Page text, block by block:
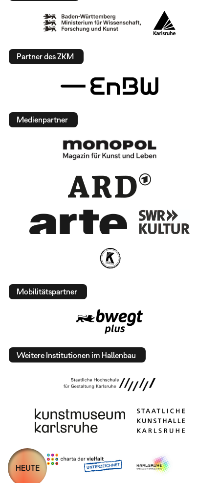
Partner des ZKM
Medienpartner
Mobilitätspartner
Weitere Institutionen im Hallenbau
HEUTE